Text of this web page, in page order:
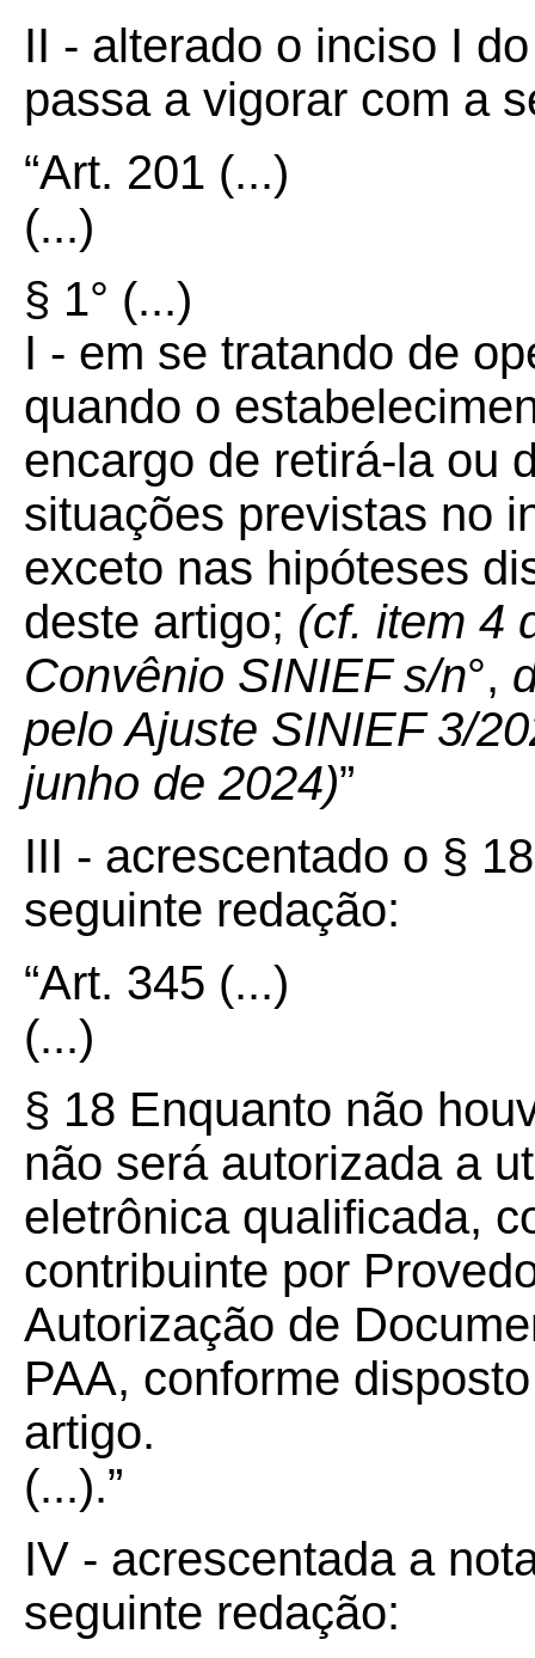
II - alterado o inciso I
passa a vigorar com a
“Art. 201 (...)
(...)
§ 1° (...)
I - em se tratando de
quando o
encargo de retirá-la ou
situações previstas no
exceto nas hipóteses
deste artigo; (cf. item 4
Convênio SINIEF s/n°,
pelo Ajuste SINIEF 3/
junho de 2024)”
III - acrescentado o §
seguinte redação:
“Art. 345 (...)
(...)
§ 18 Enquanto não
não será autorizada a
eletrônica qualificada,
contribuinte por
Autorização de
PAA, conforme
artigo.
(...).”
IV - acrescentada a
seguinte redação: